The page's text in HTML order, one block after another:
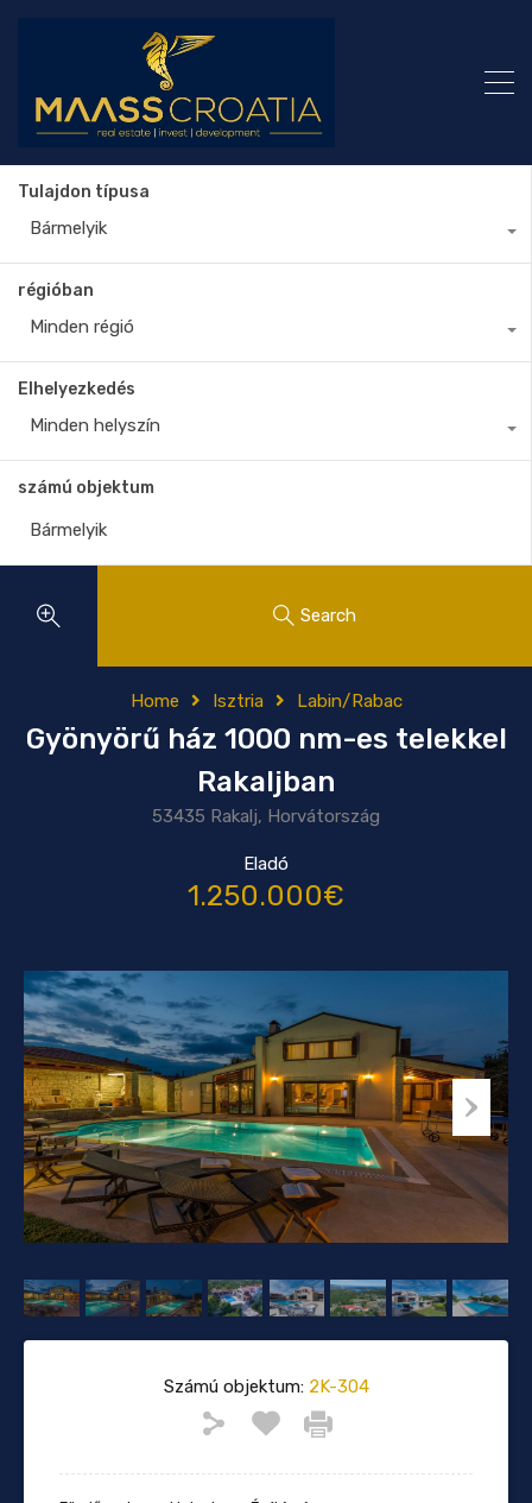
Tulajdon típusa
Bármelyik
régióban
Minden régió
Elhelyezkedés
Minden helyszín
számú objektum
Search
Home Isztria Labin/Rabac
Gyönyörű ház 1000 nm-es telekkel
Rakaljban
53435 Rakalj, Horvátország
Eladó
1.250.000€
Számú objektum:2K-304